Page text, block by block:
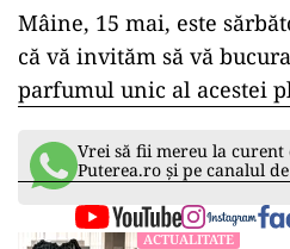
Mâine, 15 mai, este
că vă invităm să vă
parfumul unic al acestei
Vrei să fii mereu la
Puterea.ro și pe canalul
ACTUALITATE